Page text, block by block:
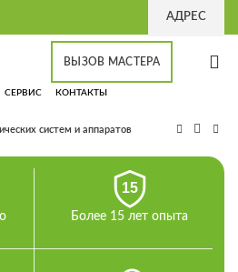
АДРЕС
ВЫЗОВ МАСТЕРА
СЕРВИС КОНТАКТЫ
систем и аппаратов
15
Более 15 лет опыта